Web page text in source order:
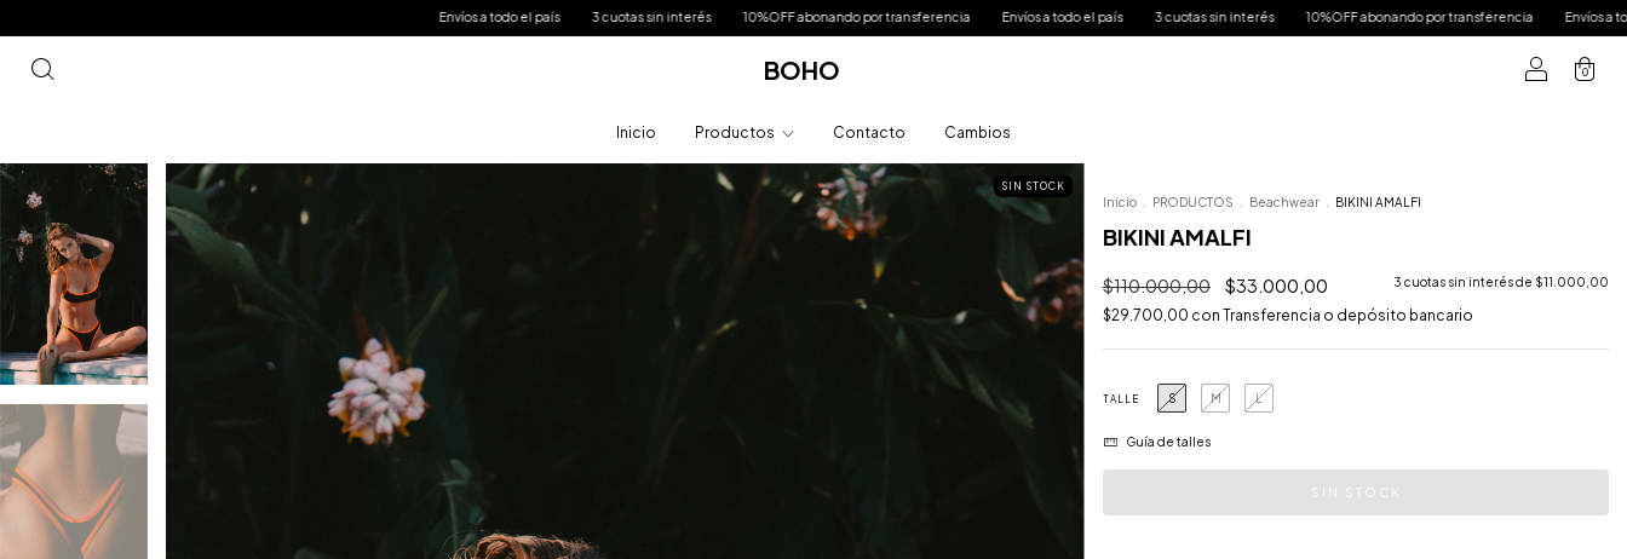
3 cuotas sin interés 10%OFF abonando por transferencia Envíos a todo el país 3 cuotas sin interés 10%OFF abonando por transferencia Envíos a todo el país 3 cuotas
BOHO 0
Inicio Productos Contacto Cambios
SIN STOCK
Inicio PRODUCTOS Beachwear BIKINI AMALFI
BIKINI AMALFI
$110.000,00 $33.000,00 3 cuotas sin interés de $11.000,00
$29.700,00 con Transferencia o depósito bancario
TALLE S M L
Guía de talles